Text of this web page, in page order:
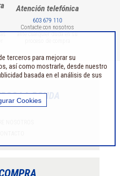
Atención telefónica
603 679 110
Contacte con nosotros
ante cualquier duda en su
LA RONDA
terceros para mejorar su
así como mostrarle, desde nuestro
basada en el análisis de sus
Cookies